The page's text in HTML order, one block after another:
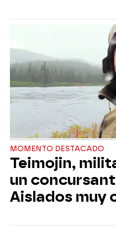
MOMENTO DESTACADO
Teimojin,
un
Aislados muy